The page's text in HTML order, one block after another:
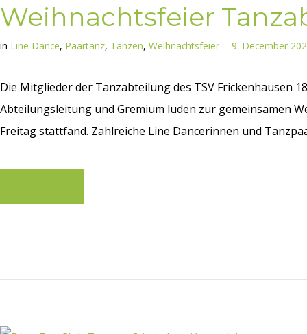
Weihnachtsfeier
in Line Dance, Paartanz, Tanzen, Weihnachtsfeier 9. December
Die Mitglieder der Tanzabteilung des TSV Frickenhausen
Abteilungsleitung und Gremium luden zur gemeinsamen
Freitag stattfand. Zahlreiche Line Dancerinnen und